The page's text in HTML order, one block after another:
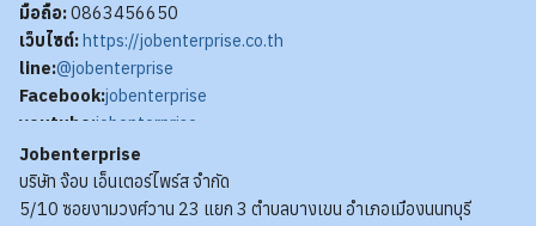
มือถือ:0863456650
เว็บไซต์:https://jobenterprise.co.th
line:@jobenterprise
Facebook:jobenterprise
youtube:jobenterprise
Jobenterprise
บริษัท จ๊อบ เอ็นเตอร์ไพร์ส จำกัด
5/10 ซอยงามวงศ์วาน 23 แยก 3 ตำบลบางเขน อำเภอเมืองนนทบุรี